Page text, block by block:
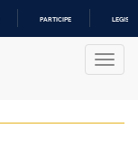
PARTICIPE